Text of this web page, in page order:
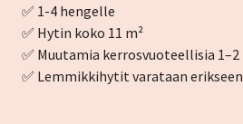
✅ 1-4 hengelle
✅ Hytin koko 11 m²
✅ Muutamia kerrosvuoteellisia
✅ Lemmikkihytit varataan erikseen